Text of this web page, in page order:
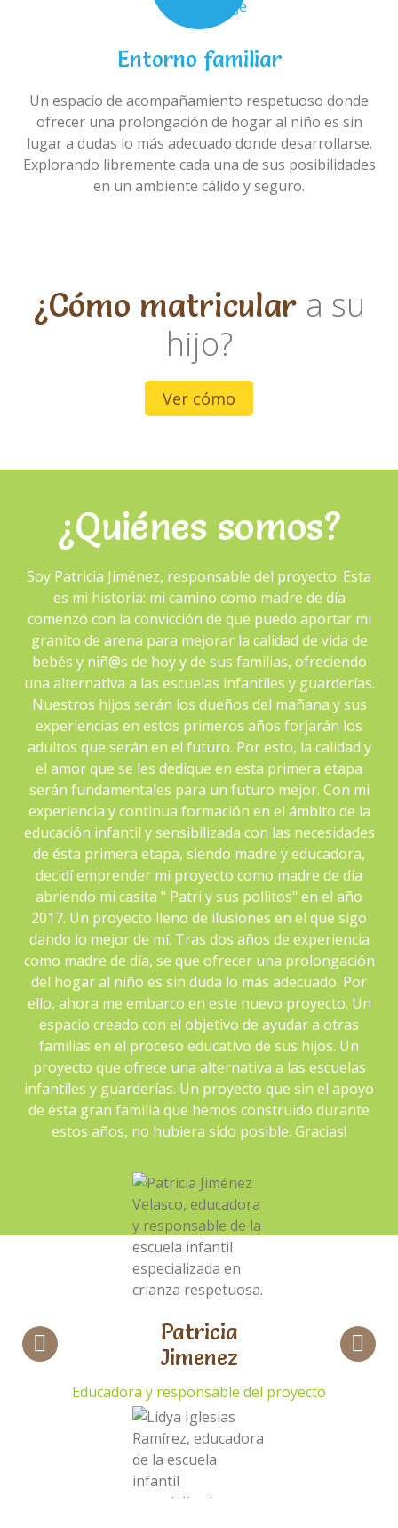
Entorno familiar
Un espacio de acompañamiento respetuoso donde
ofrecer una prolongación de hogar al niño es sin
lugar a dudas lo más adecuado donde desarrollarse.
Explorando libremente cada una de sus posibilidades
en un ambiente cálido y seguro.
¿Cómo matricular a su
hijo?
Ver cómo
¿Quiénes somos?
Soy Patricia Jiménez, responsable del proyecto. Esta
es mi historia: mi camino como madre de día
comenzó con la convicción de que puedo aportar mi
granito de arena para mejorar la calidad de vida de
bebés y niñ@s de hoy y de sus familias, ofreciendo
una alternativa a las escuelas infantiles y guarderías.
Nuestros hijos serán los dueños del mañana y sus
experiencias en estos primeros años forjarán los
adultos que serán en el futuro. Por esto, la calidad y
el amor que se les dedique en esta primera etapa
serán fundamentales para un futuro mejor. Con mi
experiencia y continua formación en el ámbito de la
educación infantil y sensibilizada con las necesidades
de ésta primera etapa, siendo madre y educadora,
decidí emprender mi proyecto como madre de día
abriendo mi casita " Patri y sus pollitos" en el año
2017. Un proyecto lleno de ilusiones en el que sigo
dando lo mejor de mí. Tras dos años de experiencia
como madre de día, se que ofrecer una prolongación
del hogar al niño es sin duda lo más adecuado. Por
ello, ahora me embarco en este nuevo proyecto. Un
espacio creado con el objetivo de ayudar a otras
familias en el proceso educativo de sus hijos. Un
proyecto que ofrece una alternativa a las escuelas
infantiles y guarderías. Un proyecto que sin el apoyo
de ésta gran familia que hemos construido durante
estos años, no hubiera sido posible. Gracias!
Patricia
Jimenez
Educadora y responsable del proyecto